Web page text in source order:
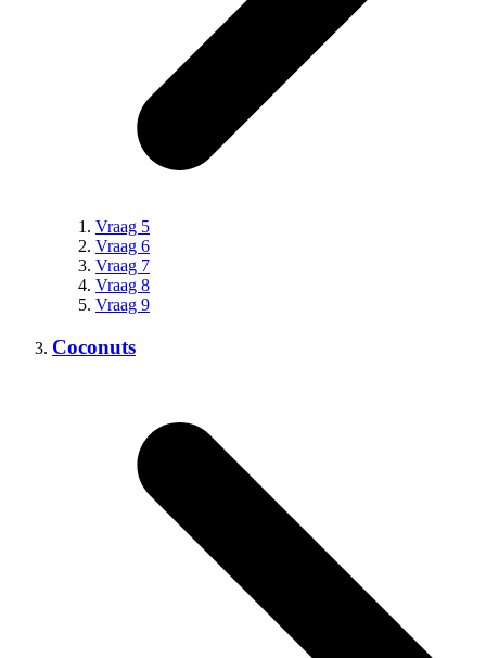
Vraag 5
Vraag 6
Vraag 7
Vraag 8
Vraag 9
Coconuts